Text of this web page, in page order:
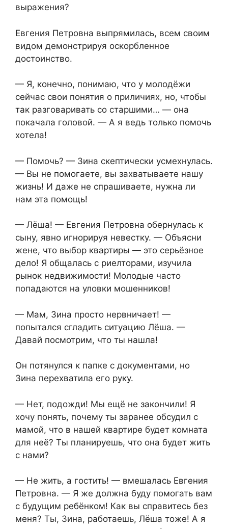
выражения?
Евгения Петровна выпрямилась, всем своим
видом демонстрируя оскорбленное
достоинство.
— Я, конечно, понимаю, что у молодёжи
сейчас свои понятия о приличиях, но, чтобы
так разговаривать со старшими… — она
покачала головой. — А я ведь только помочь
хотела!
— Помочь? — Зина скептически усмехнулась.
— Вы не помогаете, вы захватываете нашу
жизнь! И даже не спрашиваете, нужна ли
нам эта помощь!
— Лёша! — Евгения Петровна обернулась к
сыну, явно игнорируя невестку. — Объясни
жене, что выбор квартиры — это серьёзное
дело! Я общалась с риелторами, изучила
рынок недвижимости! Молодые часто
попадаются на уловки мошенников!
— Мам, Зина просто нервничает! —
попытался сгладить ситуацию Лёша. —
Давай посмотрим, что ты нашла!
Он потянулся к папке с документами, но
Зина перехватила его руку.
— Нет, подожди! Мы ещё не закончили! Я
хочу понять, почему ты заранее обсудил с
мамой, что в нашей квартире будет комната
для неё? Ты планируешь, что она будет жить
с нами?
— Не жить, а гостить! — вмешалась Евгения
Петровна. — Я же должна буду помогать вам
с будущим ребёнком! Как вы справитесь без
меня? Ты, Зина, работаешь, Лёша тоже! А я